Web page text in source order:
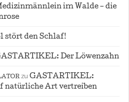
im Walde – die
stört den Schlaf!
Der Löwenzahn
zu GASTARTIKEL:
natürliche Art vertreiben